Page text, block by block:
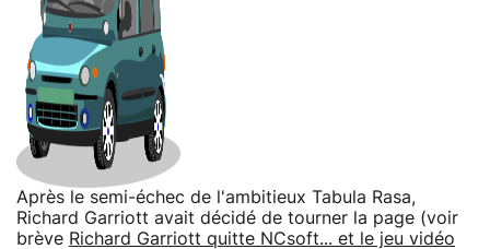
Après le semi-échec de l'ambitieux Tabula Rasa,
Richard Garriott avait décidé de tourner la page (voir
brève Richard Garriott quitte NCsoft... et le jeu vidéo